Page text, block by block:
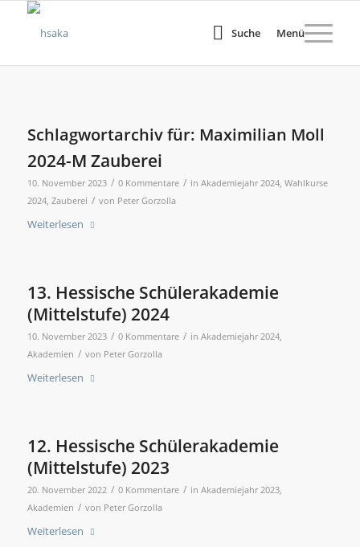
Suche Menü
Schlagwortarchiv für: Maximilian Moll
2024-M Zauberei
10. November 2023 / 0 Kommentare / in Akademiejahr 2024, Wahlkurse
2024, Zauberei / von Peter Gorzolla
Weiterlesen
13. Hessische Schülerakademie
(Mittelstufe) 2024
10. November 2023 / 0 Kommentare / in Akademiejahr 2024,
Akademien / von Peter Gorzolla
Weiterlesen
12. Hessische Schülerakademie
(Mittelstufe) 2023
20. November 2022 / 0 Kommentare / in Akademiejahr 2023,
Akademien / von Peter Gorzolla
Weiterlesen